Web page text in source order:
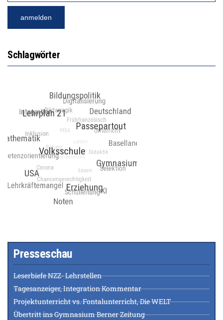
Schlagwörter
Presseschau
Leserbiefe NZZ- Lehrstellen
Tagesanzeiger, Integration Kommentar
Projektunterricht vs. Fontalunterricht, Die WELT
Übertritt ins Gymnasium Berner Zeitung